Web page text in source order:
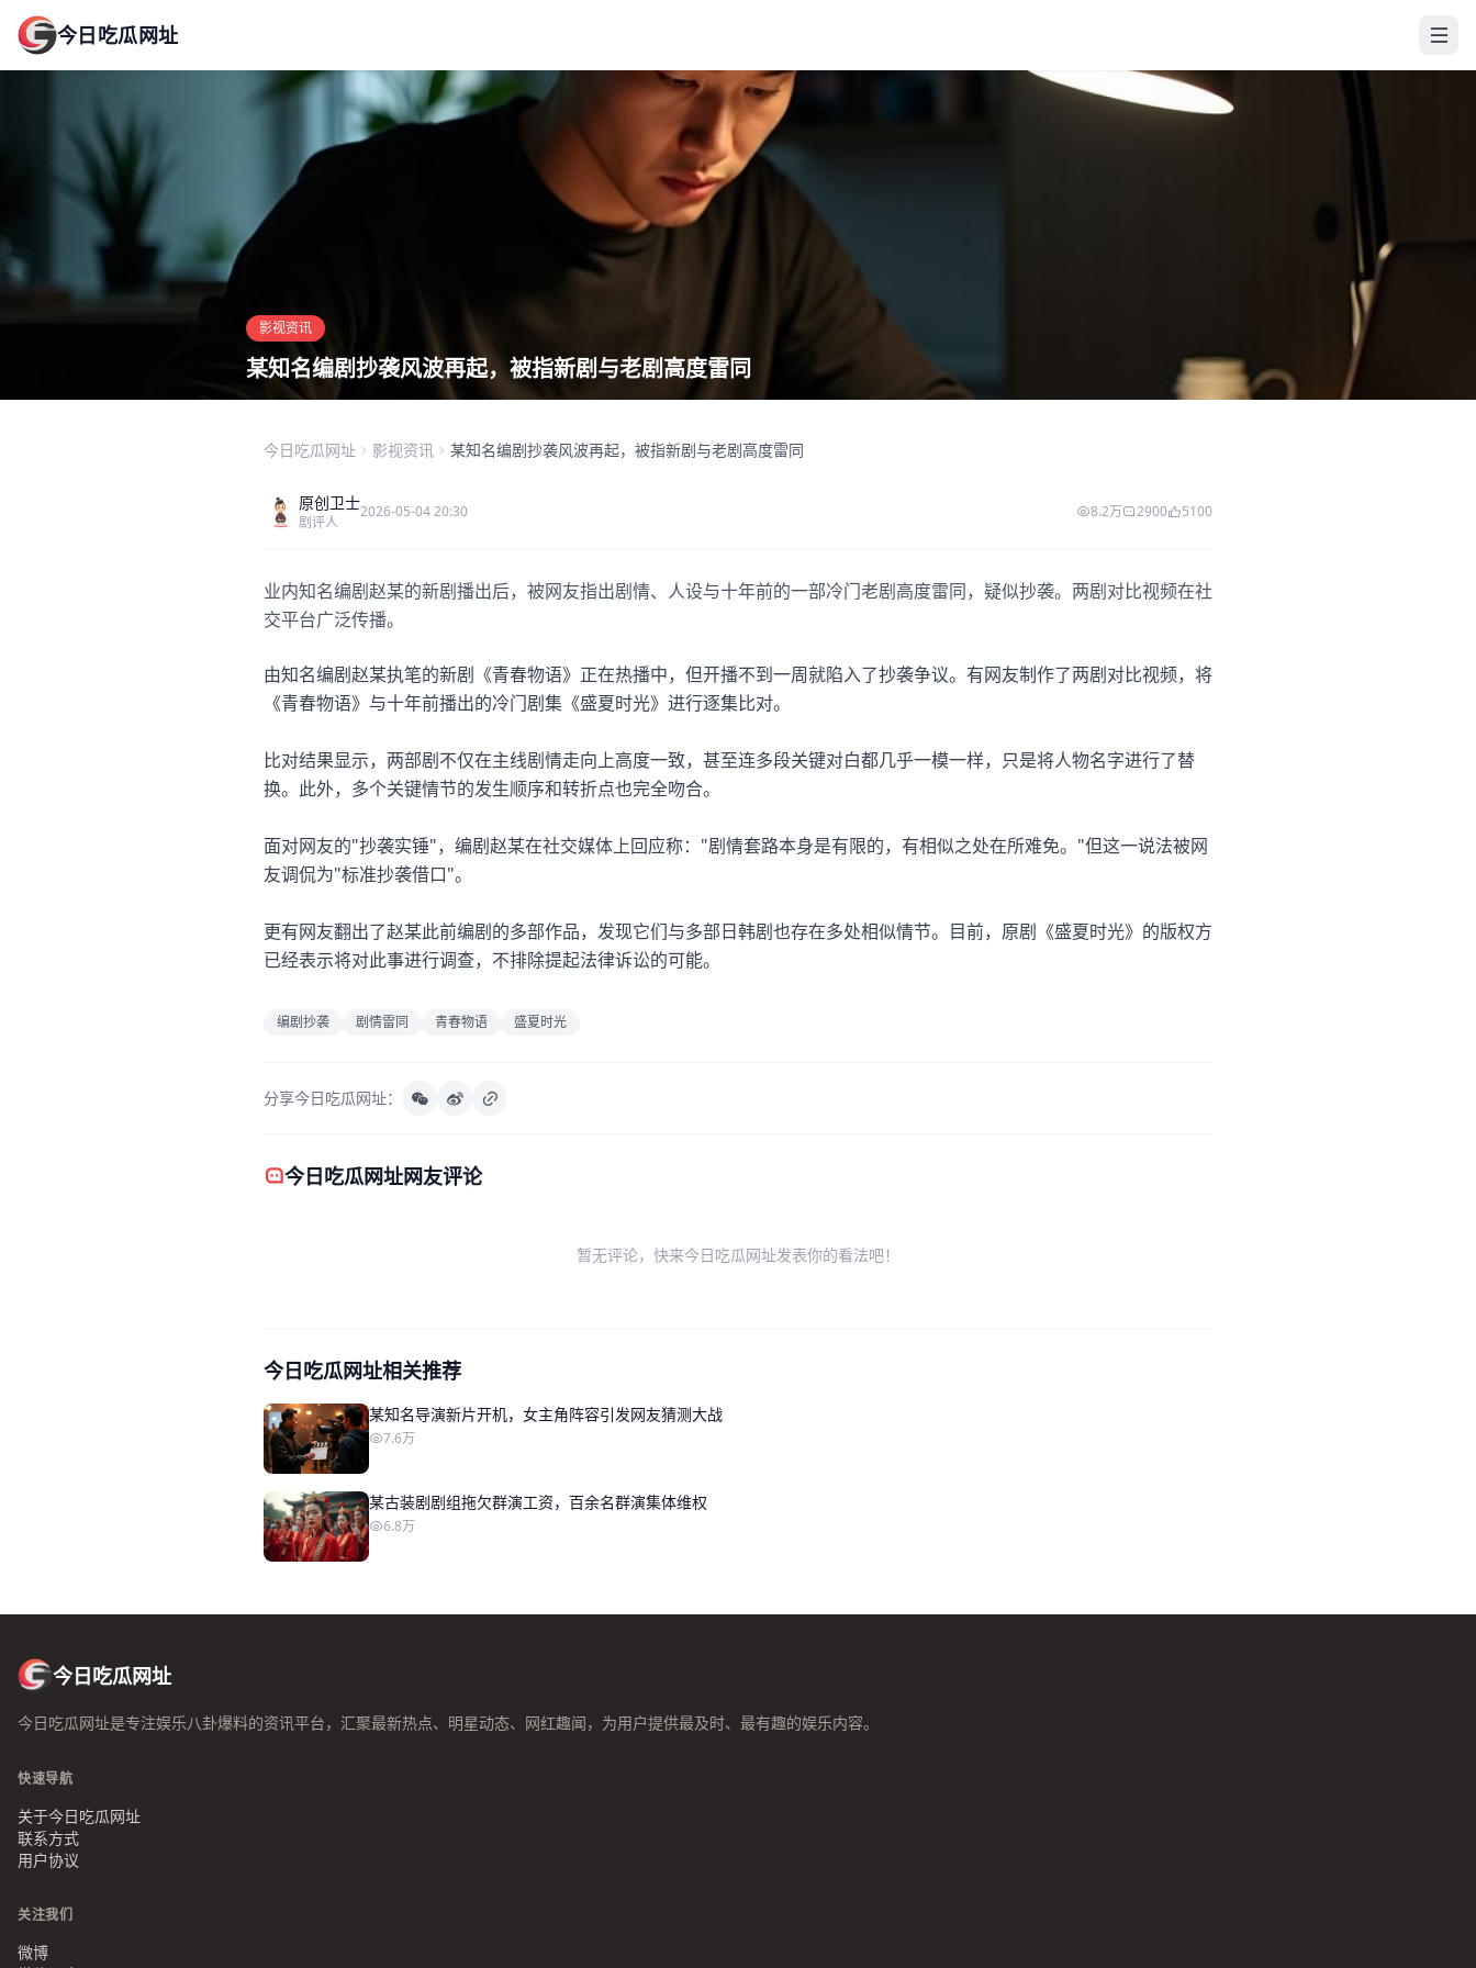
今日吃瓜网址
影视资讯
某知名编剧抄袭风波再起，被指新剧与老剧高度雷同
今日吃瓜网址 影视资讯 某知名编剧抄袭风波再起，被指新剧与老剧高度雷同
原创卫士
剧评人
2026-05-04 20:30 8.2万 2900 5100
业内知名编剧赵某的新剧播出后，被网友指出剧情、人设与十年前的一部冷门老剧高度雷同，疑似抄袭。两剧对比视频在社
交平台广泛传播。
由知名编剧赵某执笔的新剧《青春物语》正在热播中，但开播不到一周就陷入了抄袭争议。有网友制作了两剧对比视频，将
《青春物语》与十年前播出的冷门剧集《盛夏时光》进行逐集比对。
比对结果显示，两部剧不仅在主线剧情走向上高度一致，甚至连多段关键对白都几乎一模一样，只是将人物名字进行了替
换。此外，多个关键情节的发生顺序和转折点也完全吻合。
面对网友的"抄袭实锤"，编剧赵某在社交媒体上回应称："剧情套路本身是有限的，有相似之处在所难免。"但这一说法被网
友调侃为"标准抄袭借口"。
更有网友翻出了赵某此前编剧的多部作品，发现它们与多部日韩剧也存在多处相似情节。目前，原剧《盛夏时光》的版权方
已经表示将对此事进行调查，不排除提起法律诉讼的可能。
编剧抄袭 剧情雷同 青春物语 盛夏时光
分享今日吃瓜网址：
今日吃瓜网址网友评论
暂无评论，快来今日吃瓜网址发表你的看法吧！
今日吃瓜网址相关推荐
某知名导演新片开机，女主角阵容引发网友猜测大战
7.6万
某古装剧剧组拖欠群演工资，百余名群演集体维权
6.8万
今日吃瓜网址
今日吃瓜网址是专注娱乐八卦爆料的资讯平台，汇聚最新热点、明星动态、网红趣闻，为用户提供最及时、最有趣的娱乐内容。
快速导航
关于今日吃瓜网址
联系方式
用户协议
关注我们
微博